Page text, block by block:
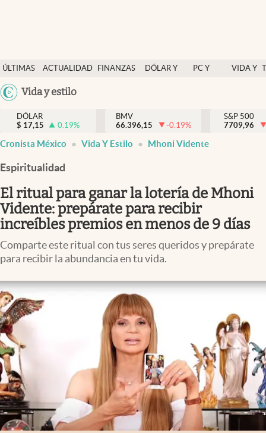
ÚLTIMAS
NOTICIAS
ACTUALIDAD
FINANZAS
DÓLAR Y
PC Y
VIDA Y
México
Vida y estilo
Actualidad
Finanzas y economía
Dólar y mercados
Pc y celular
Vida y estilo
Tv
Espiritualidad
Mediakit
abre en nueva pestaña
DÓLAR
$ 17,15 0.19%
BMV
66.396,15
-0.19%
S&P 500
7709,96
Cronista México Vida Y Estilo Mhoni Vidente
Espiritualidad
El ritual para ganar la lotería de Mhoni
Vidente: prepárate para recibir
increíbles premios en menos de 9 días
Comparte este ritual con tus seres queridos y prepárate
para recibir la abundancia en tu vida.